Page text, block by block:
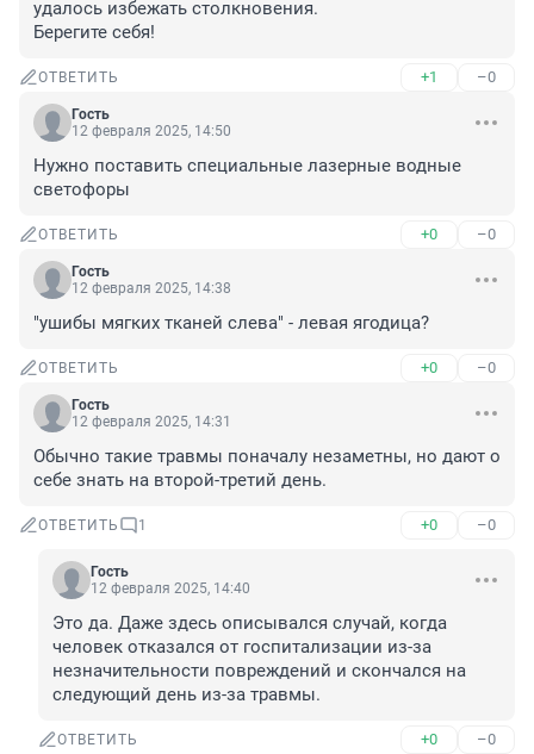
удалось избежать столкновения.
Берегите себя!
ОТВЕТИТЬ +1 –0
Гость
12 февраля 2025, 14:50
Нужно поставить специальные лазерные водные
светофоры
ОТВЕТИТЬ +0 –0
Гость
12 февраля 2025, 14:38
"ушибы мягких тканей слева" - левая ягодица?
ОТВЕТИТЬ +0 –0
Гость
12 февраля 2025, 14:31
Обычно такие травмы поначалу незаметны, но дают о
себе знать на второй-третий день.
ОТВЕТИТЬ 1 +0 –0
Гость
12 февраля 2025, 14:40
Это да. Даже здесь описывался случай, когда
человек отказался от госпитализации из-за
незначительности повреждений и скончался на
следующий день из-за травмы.
ОТВЕТИТЬ +0 –0